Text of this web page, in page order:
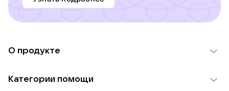
О продукте
Категории помощи